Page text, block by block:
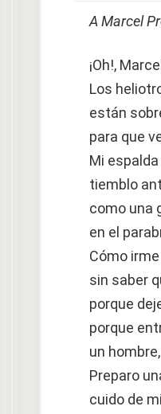
A Marcel
¡Oh!,
Los
están
para que
Mi
tiemblo
como una
en el
Cómo
sin saber
porque
porque
un
Preparo
cuido de